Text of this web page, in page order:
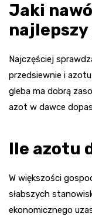
Jaki
najlepszy
Najczęściej
przedsiewnie i
gleba ma dobrą
azot w dawce
Ile azotu
W większości
słabszych
ekonomicznego